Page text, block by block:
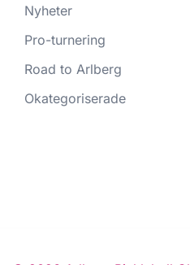
Nyheter
Pro-turnering
Road to Arlberg
Okategoriserade